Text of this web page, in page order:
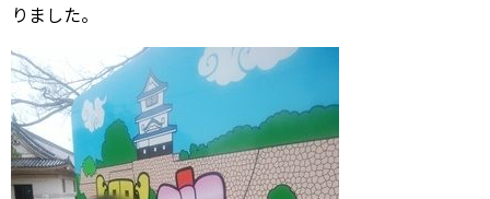
りました。